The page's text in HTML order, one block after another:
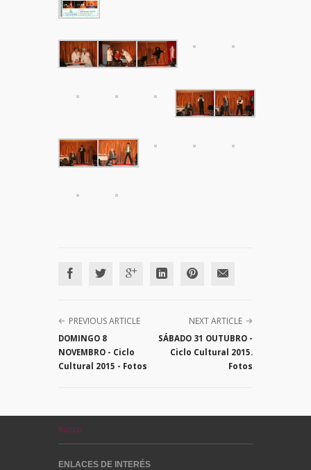
PREVIOUS ARTICLE
DOMINGO 8
NOVEMBRO - Ciclo
Cultural 2015 - Fotos
NEXT ARTICLE
SÁBADO 31 OUTUBRO -
Ciclo Cultural 2015.
Fotos
Xunco
ENLACES DE INTERÉS